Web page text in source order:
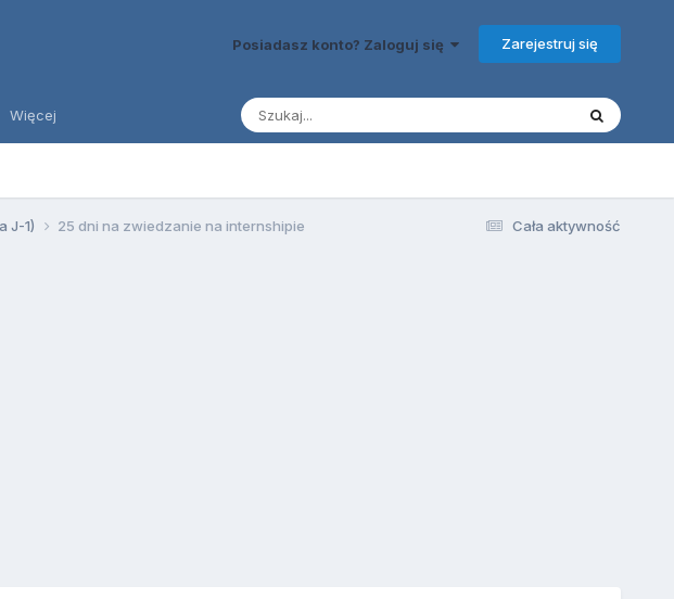
Posiadasz konto? Zaloguj się Zarejestruj się
Więcej
Cała aktywność
J-1) 25 dni na zwiedzanie na internshipie